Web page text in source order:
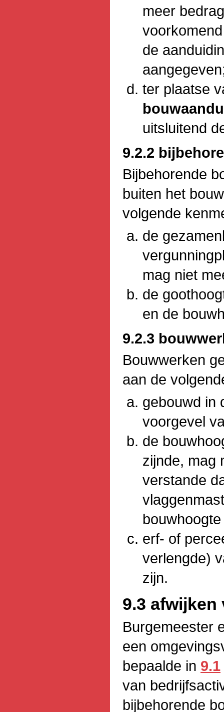
meer
de
ter plaatse
uitsluitend
9.2.2
Bijbehorende
buiten het
volgende
de
mag niet
de
en de
9.2.3
Bouwwerken
aan de
gebouwd in
voorgevel
de
zijnde, mag
verstande
erf- of
verlengde)
zijn.
9.3
Burgemeester
een
bepaalde in 9.1
van
bijbehorende